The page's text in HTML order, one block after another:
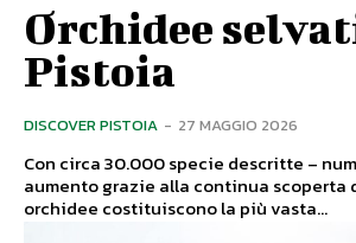
Orchidee
Pistoia
DISCOVER PISTOIA - 27 MAGGIO 2026
Con circa 30.000 specie descritte –
aumento grazie alla continua scoperta
orchidee costituiscono la più vasta...